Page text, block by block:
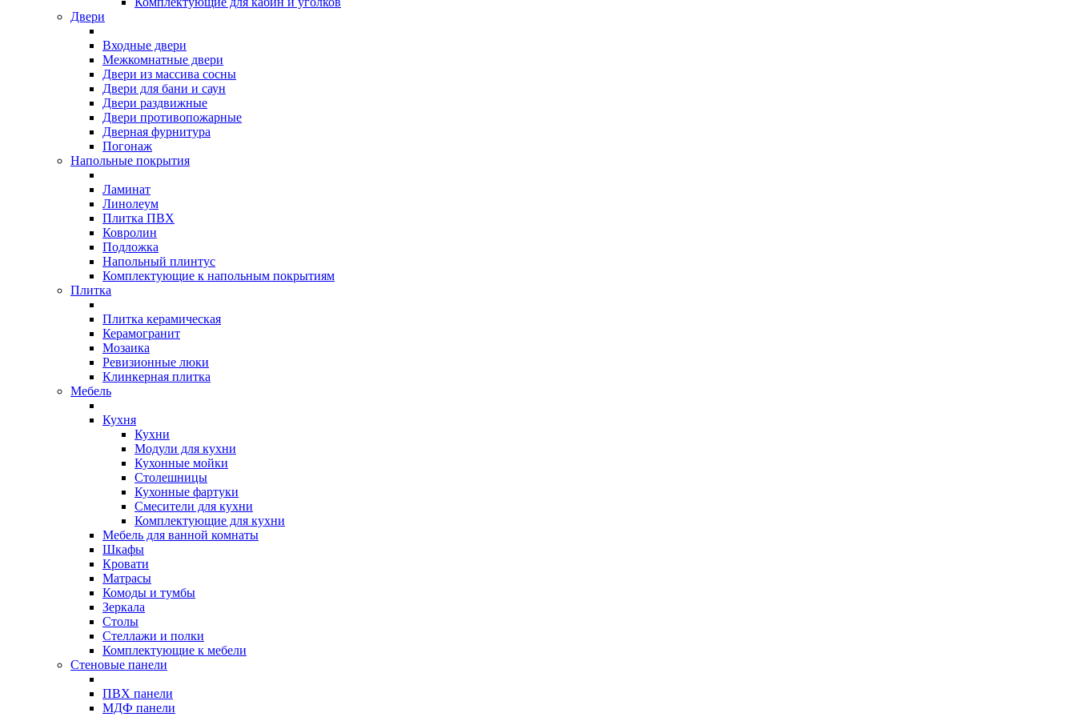
Двери
Входные двери
Межкомнатные двери
Двери из массива сосны
Двери для бани и саун
Двери раздвижные
Двери противопожарные
Дверная фурнитура
Погонаж
Напольные покрытия
Ламинат
Линолеум
Плитка ПВХ
Ковролин
Подложка
Напольный плинтус
Комплектующие к напольным покрытиям
Плитка
Плитка керамическая
Керамогранит
Мозаика
Ревизионные люки
Клинкерная плитка
Мебель
Кухня
Кухни
Модули для кухни
Кухонные мойки
Столешницы
Кухонные фартуки
Смесители для кухни
Комплектующие для кухни
Мебель для ванной комнаты
Шкафы
Кровати
Матрасы
Комоды и тумбы
Зеркала
Столы
Стеллажи и полки
Комплектующие к мебели
Стеновые панели
ПВХ панели
МДФ панели